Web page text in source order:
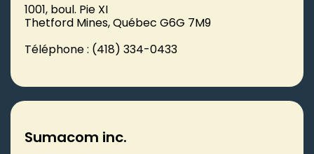
1001, boul. Pie XI
Thetford Mines, Québec G6G 7M9
Téléphone : (418) 334-0433
Sumacom inc.